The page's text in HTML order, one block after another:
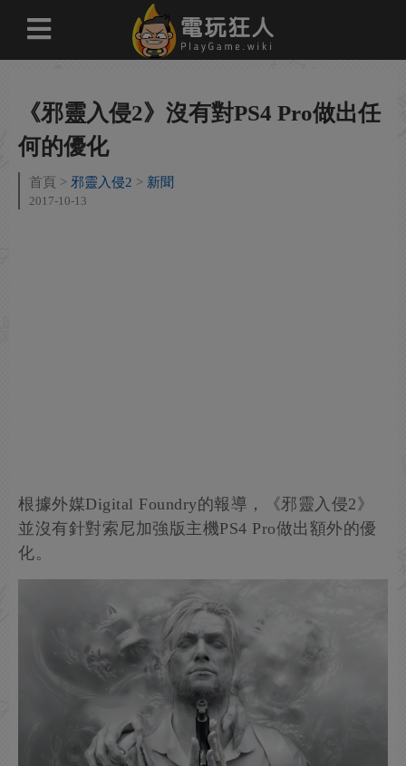
《邪靈入侵2》沒有對PS4 Pro做出任
何的優化
首頁 邪靈入侵2 新聞
2017-10-13
根據外媒Digital Foundry的報導，《邪靈入侵2》
並沒有針對索尼加強版主機PS4 Pro做出額外的優
化。